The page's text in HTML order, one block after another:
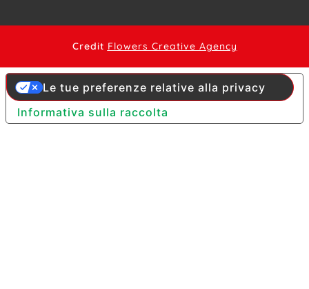
Credit Flowers Creative Agency
Informativa sulla raccolta
Le tue preferenze relative alla privacy